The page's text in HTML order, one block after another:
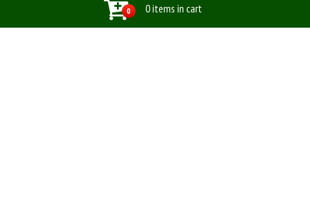
0 0 items in cart